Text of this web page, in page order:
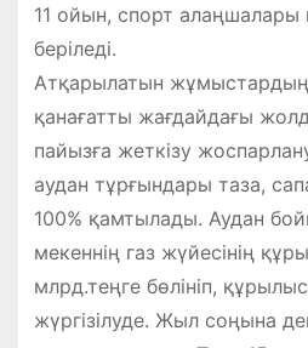
11 ойын, спорт алаңшалары
беріледі.
Атқарылатын жұмыстардың
қанағатты жағдайдағы
пайызға жеткізу
аудан тұрғындары таза,
100% қамтылады. Аудан
мекеннің газ жүйесінің
млрд.теңге бөлініп,
жүргізілуде. Жыл соңына